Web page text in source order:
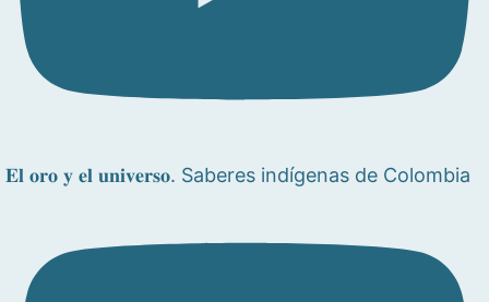
𝐄𝐥 𝐨𝐫𝐨 𝐲 𝐞𝐥 𝐮𝐧𝐢𝐯𝐞𝐫𝐬𝐨. Saberes indígenas de Colombia